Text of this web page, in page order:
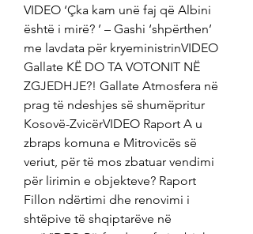
VIDEO ‘Çka kam unë faj që Albini
është i mirë? ’ – Gashi ‘shpërthen’
me lavdata për kryeministrinVIDEO
Gallate KË DO TA VOTONIT NË
ZGJEDHJE?! Gallate Atmosfera në
prag të ndeshjes së shumëpritur
Kosovë-ZvicërVIDEO Raport A u
zbraps komuna e Mitrovicës së
veriut, për të mos zbatuar vendimi
për lirimin e objekteve? Raport
Fillon ndërtimi dhe renovimi i
shtëpive të shqiptarëve në